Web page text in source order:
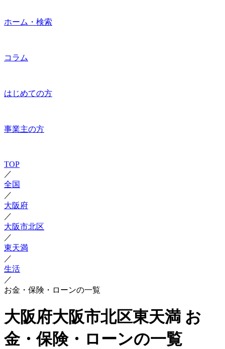
ホーム・検索
コラム
はじめての方
事業主の方
TOP
／
全国
／
大阪府
／
大阪市北区
／
東天満
／
生活
／
お金・保険・ローンの一覧
大阪府大阪市北区東天満 お
金・保険・ローンの一覧